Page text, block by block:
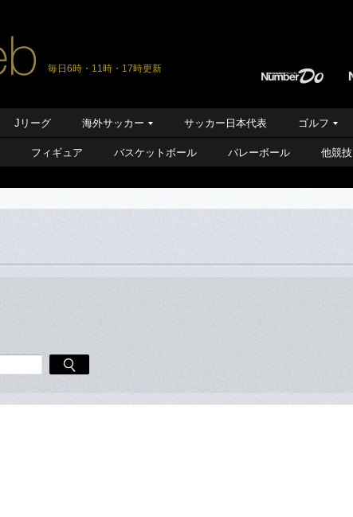
毎日6時・11時・17時更新
Jリーグ 海外サッカー サッカー日本代表 ゴルフ
フィギュア バスケットボール バレーボール 他競技